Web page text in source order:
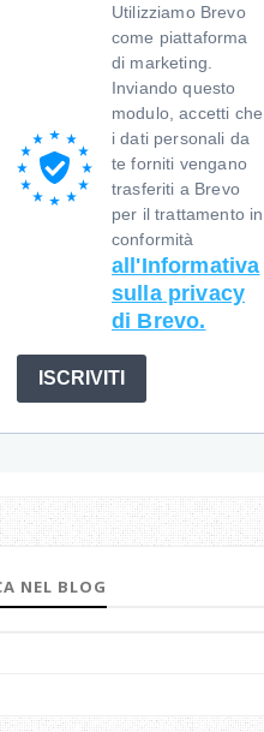
Utilizziamo Brevo
come piattaforma
di marketing.
Inviando questo
modulo, accetti che
i dati personali da
te forniti vengano
trasferiti a Brevo
per il trattamento in
conformità
all'Informativa
sulla privacy
di Brevo.
ISCRIVITI
NEL BLOG